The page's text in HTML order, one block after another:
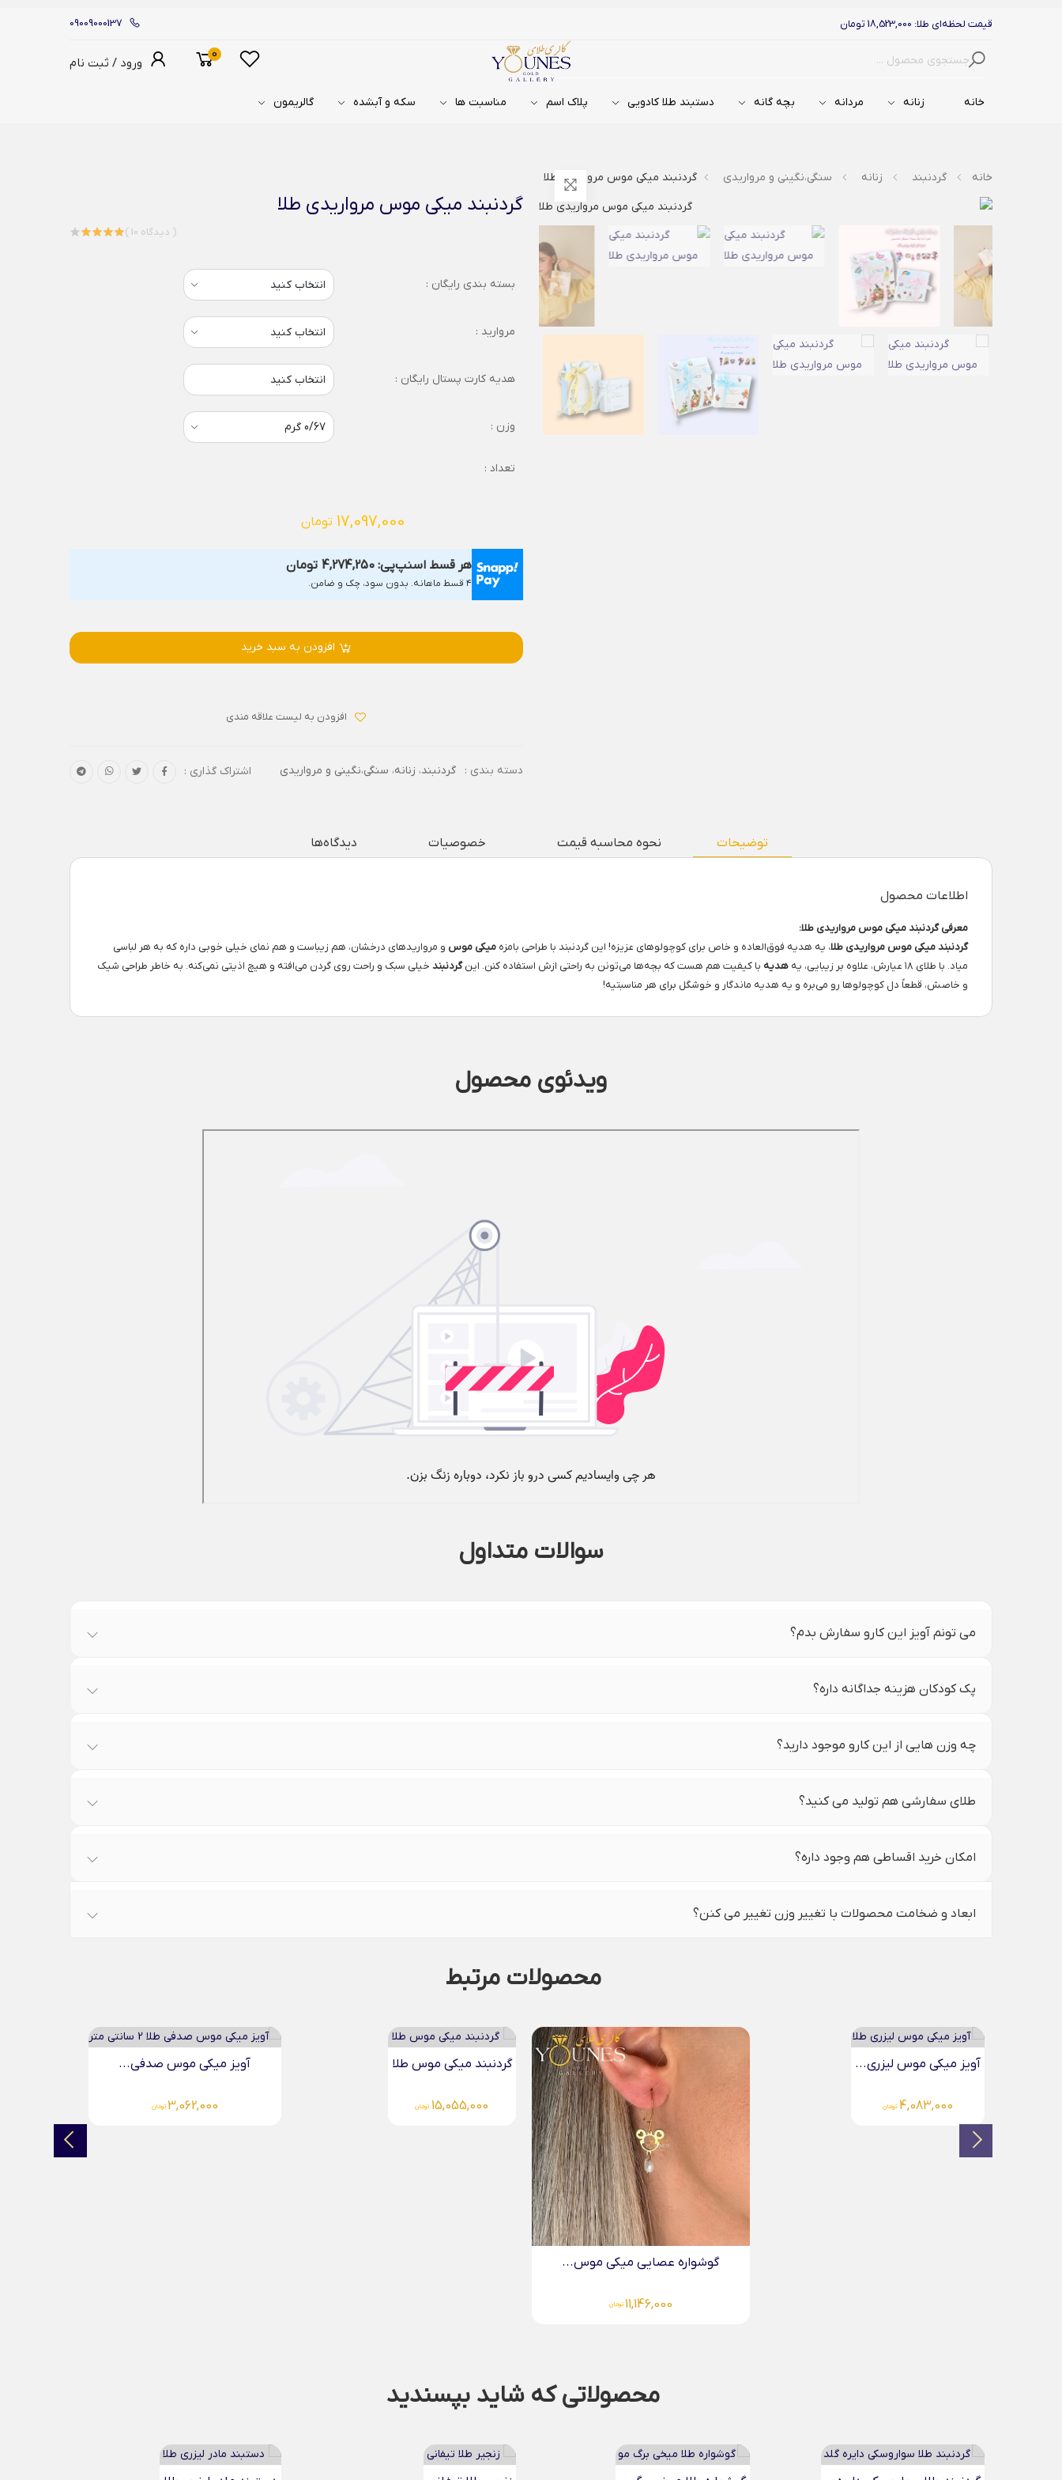
قیمت لحظه‌ای طلا: 18,523,000 تومان 09009000137
جستجو
ورود / ثبت نام
0
خانه زنانه مردانه بچه گانه دستبند طلا کادویی پلاک اسم مناسبت ها سکه و آبشده گالریمون
خانه گردنبند زنانه سنگی،نگینی و مرواریدی گردنبند میکی موس مرواریدی طلا
گردنبند میکی موس مرواریدی طلا
( 10 دیدگاه )
بسته بندی رایگان :
مروارید :
هدیه کارت پستال رایگان : انتخاب کنید
وزن :
تعداد :
17,097,000 تومان
هر قسط اسنپ‌پی: 4,274,250 تومان
۴ قسط ماهانه. بدون سود، چک و ضامن.
افزودن به سبد خرید
افزودن به لیست علاقه مندی
دسته بندی : گردنبند، زنانه، سنگی،نگینی و مرواریدی اشتراک گذاری :
توضیحات نحوه محاسبه قیمت خصوصیات دیدگاه‌ها
اطلاعات محصول
معرفی گردنبند میکی موس مرواریدی طلا:
گردنبند میکی موس مرواریدی طلا، یه هدیه فوق‌العاده و خاص برای کوچولوهای عزیزه! این گردنبند با طراحی بامزه میکی موس و مرواریدهای درخشان، هم زیباست و هم نمای خیلی خوبی داره که به هر لباسی
میاد. با طلای ۱۸ عیارش، علاوه بر زیبایی، یه
هدیه با کیفیت هم هست که بچه‌ها می‌تونن به راحتی ازش استفاده کنن. اینگردنبند خیلی سبک و راحت روی گردن می‌افته و هیچ اذیتی نمی‌کنه. به خاطر طراحی شیک
و خاصش، قطعاً دل کوچولوها رو می‌بره و یه هدیه ماندگار و خوشگل برای هر مناسبتیه!
ویدئوی محصول
سوالات متداول
می تونم آویز این کارو سفارش بدم؟
پک کودکان هزینه جداگانه داره؟
چه وزن هایی از این کارو موجود دارید؟
طلای سفارشی هم تولید می کنید؟
امکان خرید اقساطی هم وجود داره؟
ابعاد و ضخامت محصولات با تغییر وزن تغییر می کنن؟
محصولات مرتبط
گردنبند میکی موس طلا
15,055,000 تومان
آویز میکی موس صدفی...
3,062,000
آویز میکی موس طلا
4,083,000 تومان
محصولاتی که شاید بپسندید